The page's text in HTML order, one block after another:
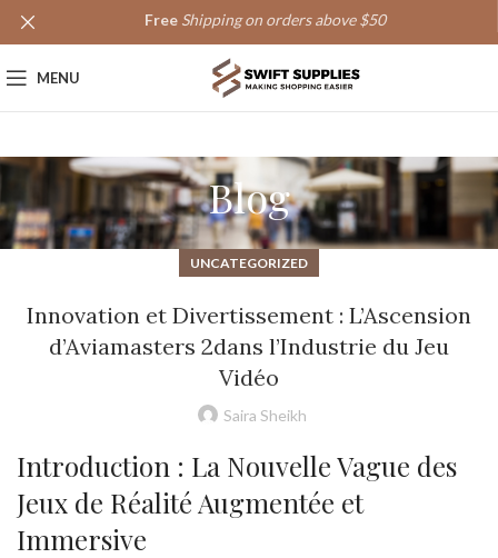
MENU
Blog
UNCATEGORIZED
Innovation et Divertissement : L’Ascension
d’Aviamasters 2dans l’Industrie du Jeu
Vidéo
Saira Sheikh
Introduction : La Nouvelle Vague des
Jeux de Réalité Augmentée et
Immersive
Free Shipping on orders above $50